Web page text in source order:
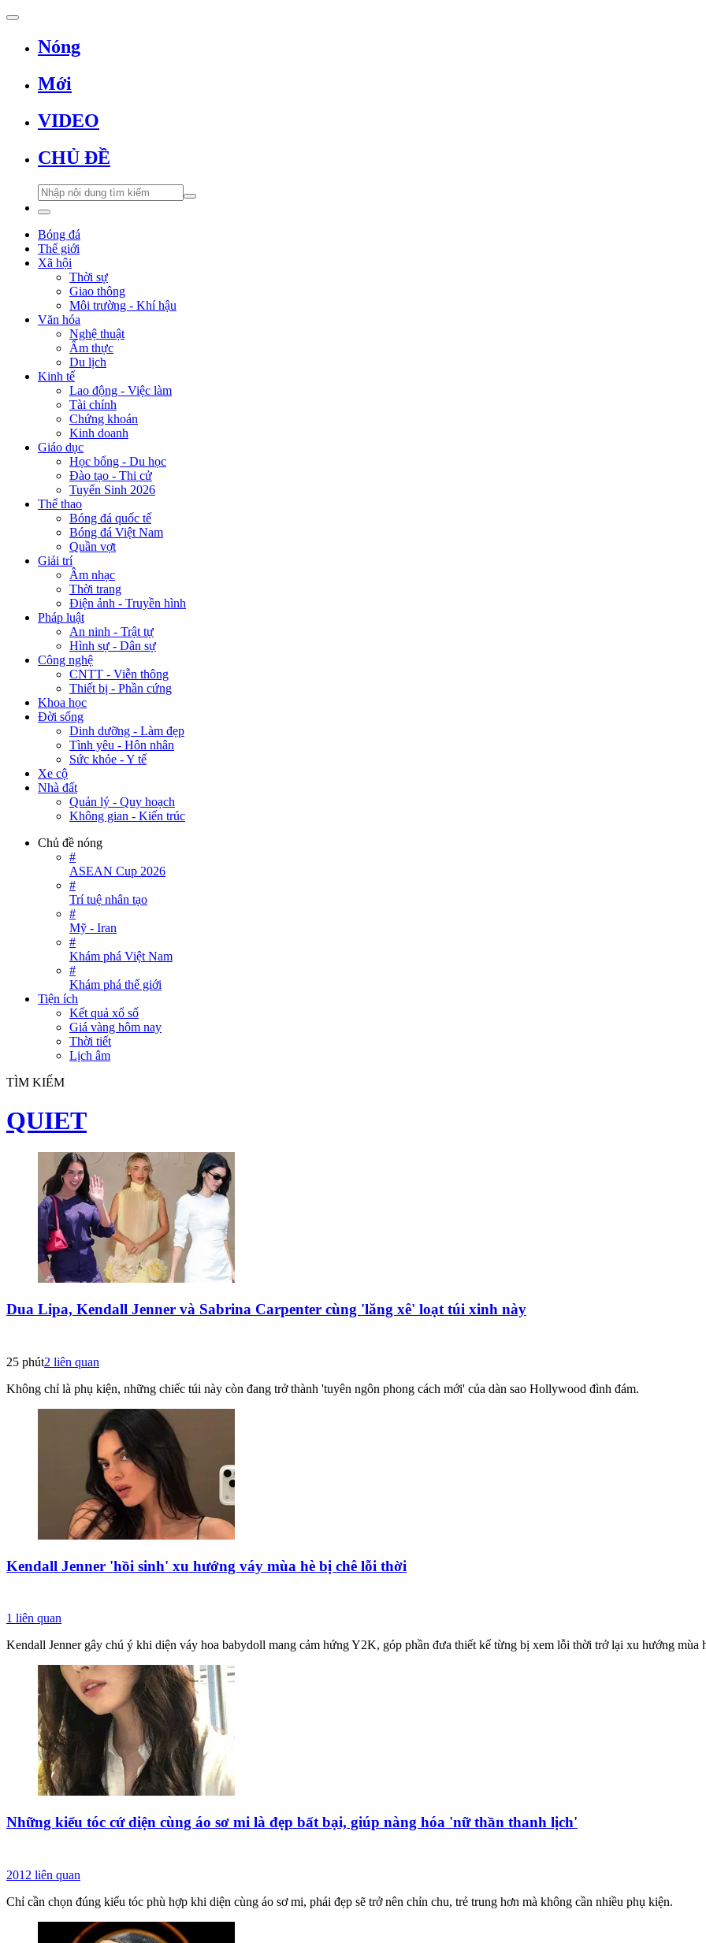
Nóng
Mới
VIDEO
CHỦ ĐỀ
Bóng đá
Thế giới
Xã hội
Thời sự
Giao thông
Môi trường - Khí hậu
Văn hóa
Nghệ thuật
Ẩm thực
Du lịch
Kinh tế
Lao động - Việc làm
Tài chính
Chứng khoán
Kinh doanh
Giáo dục
Học bổng - Du học
Đào tạo - Thi cử
Tuyển Sinh 2026
Thể thao
Bóng đá quốc tế
Bóng đá Việt Nam
Quần vợt
Giải trí
Âm nhạc
Thời trang
Điện ảnh - Truyền hình
Pháp luật
An ninh - Trật tự
Hình sự - Dân sự
Công nghệ
CNTT - Viễn thông
Thiết bị - Phần cứng
Khoa học
Đời sống
Dinh dưỡng - Làm đẹp
Tình yêu - Hôn nhân
Sức khỏe - Y tế
Xe cộ
Nhà đất
Quản lý - Quy hoạch
Không gian - Kiến trúc
Chủ đề nóng
#
ASEAN Cup 2026
#
Trí tuệ nhân tạo
#
Mỹ - Iran
#
Khám phá Việt Nam
#
Khám phá thế giới
Tiện ích
Kết quả xổ số
Giá vàng hôm nay
Thời tiết
Lịch âm
TÌM KIẾM
QUIET
Dua Lipa, Kendall Jenner và Sabrina Carpenter cùng 'lăng xê' loạt túi xinh này
25 phút2 liên quan
Không chỉ là phụ kiện, những chiếc túi này còn đang trở thành 'tuyên ngôn phong cách mới' của dàn sao Hollywood đình đám.
Kendall Jenner 'hồi sinh' xu hướng váy mùa hè bị chê lỗi thời
1 liên quan
Kendall Jenner gây chú ý khi diện váy hoa babydoll mang cảm hứng Y2K, góp phần đưa thiết kế từng bị xem lỗi thời trở lại xu hướng mùa
Những kiểu tóc cứ diện cùng áo sơ mi là đẹp bất bại, giúp nàng hóa 'nữ thần thanh lịch'
2012 liên quan
Chỉ cần chọn đúng kiểu tóc phù hợp khi diện cùng áo sơ mi, phái đẹp sẽ trở nên chỉn chu, trẻ trung hơn mà không cần nhiều phụ kiện.